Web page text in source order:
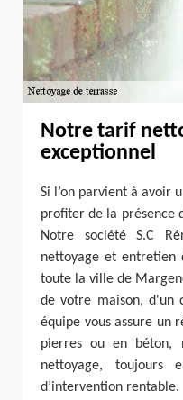
Notre tarif
exceptionnel
Si l’on parvient à avoir
profiter de la présence
Notre société S.C
nettoyage et entretien
toute la ville de
de votre maison, d'un
équipe vous assure un
pierres ou en béton,
nettoyage, toujours
d’intervention rentable.